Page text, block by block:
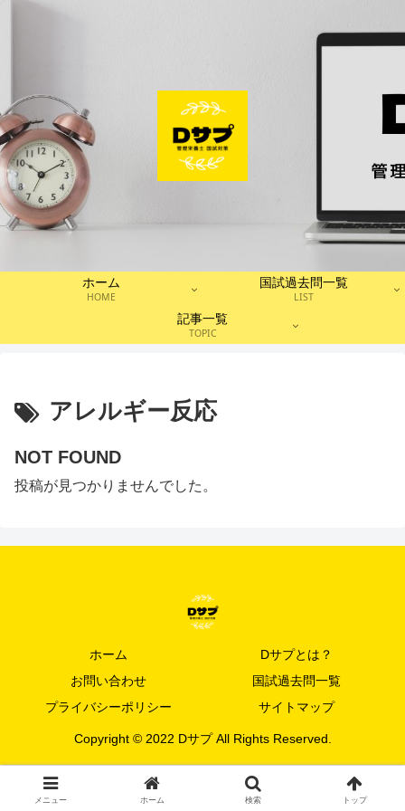
ホーム
HOME
国試過去問一覧
LIST
記事一覧
TOPIC
アレルギー反応
NOT FOUND
投稿が見つかりませんでした。
ホーム
Dサプとは？
お問い合わせ
国試過去問一覧
プライバシーポリシー
サイトマップ
Copyright © 2022 Dサプ All Rights Reserved.
メニュー ホーム 検索 トップ